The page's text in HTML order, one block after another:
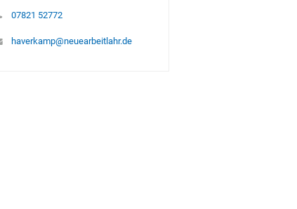
07821 52772
haverkamp@neuearbeitlahr.de